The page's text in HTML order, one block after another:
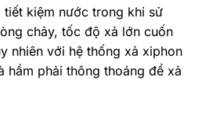
tiết kiệm nước trong khi sử
chảy, tốc độ xả lớn cuốn
nhiên với hệ thống xả xiphon
hầm phải thông thoáng để xả